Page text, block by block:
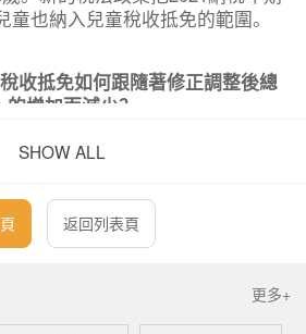
童也納入兒童稅收抵免的範圍。
收抵免如何跟隨著修正調整後總
增加而減少？
收抵免會跟隨著修正調整後的總
高而逐漸減少。具體如下圖所示：
修正調整後的總收入
SHOW ALL
返回列表頁
更多+